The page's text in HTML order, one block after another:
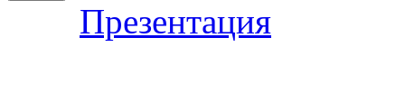
Презентация